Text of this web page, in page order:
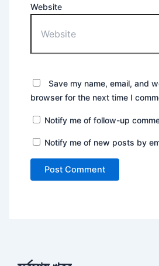
Website
Save my name, email, and
browser for the next time I
Notify me of follow-up
Notify me of new posts by